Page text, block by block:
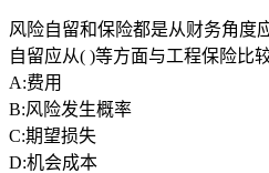
风险自留和保险都是从财务角度
自留应从( )等方面与工程保险比
A:费用
B:风险发生概率
C:期望损失
D:机会成本